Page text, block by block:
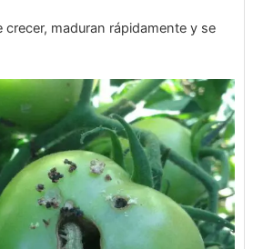
crecer, maduran rápidamente y se